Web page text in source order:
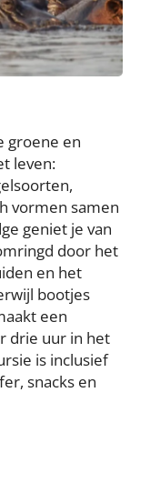
groene en
leven:
vormen samen
geniet je van
door het
en het
bootjes
een
drie uur in het
is inclusief
snacks en